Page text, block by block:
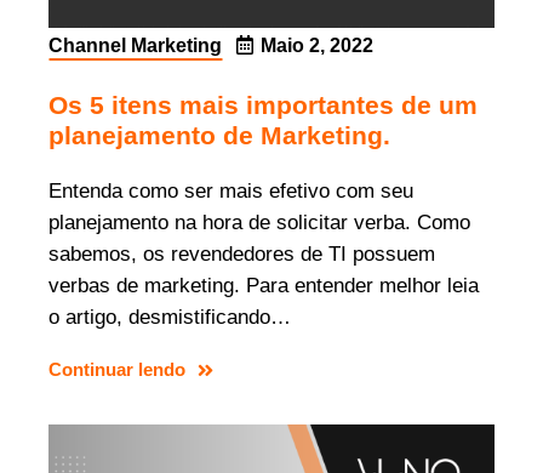
Channel Marketing Maio 2, 2022
Os 5 itens mais importantes de um
planejamento de Marketing.
Entenda como ser mais efetivo com seu
planejamento na hora de solicitar verba. Como
sabemos, os revendedores de TI possuem
verbas de marketing. Para entender melhor leia
o artigo, desmistificando…
Continuar lendo